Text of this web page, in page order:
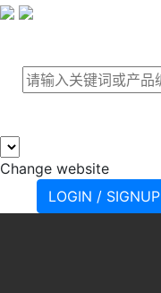
Change website
LOGIN / SIGNUP